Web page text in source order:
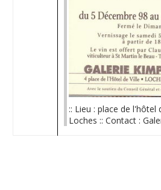
:: Lieu : place de l'hôtel
Loches :: Contact :